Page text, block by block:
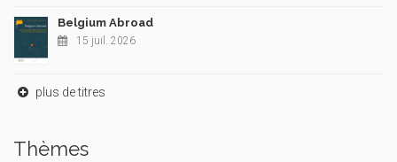
Belgium Abroad
15 juil. 2026
plus de titres
Thèmes